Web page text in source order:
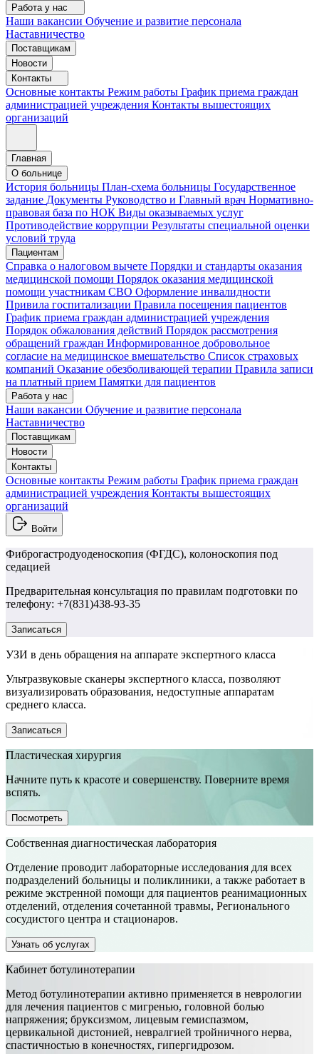
Работа у нас
Наши вакансии Обучение и развитие персонала
Наставничество
Поставщикам
Новости
Контакты
Основные контакты Режим работы График приема граждан
администрацией учреждения Контакты вышестоящих
организаций
Главная
О больнице
История больницы План-схема больницы Государственное
задание Документы Руководство и Главный врач Нормативно-
правовая база по НОК Виды оказываемых услуг
Противодействие коррупции Результаты специальной оценки
условий труда
Пациентам
Справка о налоговом вычете Порядки и стандарты оказания
медицинской помощи Порядок оказания медицинской
помощи участникам СВО Оформление инвалидности
Привила госпитализации Правила посещения пациентов
График приема граждан администрацией учреждения
Порядок обжалования действий Порядок рассмотрения
обращений граждан Информированное добровольное
согласие на медицинское вмешательство Список страховых
компаний Оказание обезболивающей терапии Правила записи
на платный прием Памятки для пациентов
Работа у нас
Наши вакансии Обучение и развитие персонала
Наставничество
Поставщикам
Новости
Контакты
Основные контакты Режим работы График приема граждан
администрацией учреждения Контакты вышестоящих
организаций
Войти
Фиброгастродуоденоскопия (ФГДС), колоноскопия под
седацией
Предварительная консультация по правилам подготовки по
телефону: +7(831)438-93-35
Записаться
УЗИ в день обращения на аппарате экспертного класса
Ультразвуковые сканеры экспертного класса, позволяют
визуализировать образования, недоступные аппаратам
среднего класса.
Записаться
Пластическая хирургия
Начните путь к красоте и совершенству. Поверните время
вспять.
Посмотреть
Собственная диагностическая лаборатория
Отделение проводит лабораторные исследования для всех
подразделений больницы и поликлиники, а также работает в
режиме экстренной помощи для пациентов реанимационных
отделений, отделения сочетанной травмы, Регионального
сосудистого центра и стационаров.
Узнать об услугах
Кабинет ботулинотерапии
Метод ботулинотерапии активно применяется в неврологии
для лечения пациентов с мигренью, головной болью
напряжения; бруксизмом, лицевым гемиспазмом,
цервикальной дистонией, невралгией тройничного нерва,
спастичностью в конечностях, гипергидрозом.